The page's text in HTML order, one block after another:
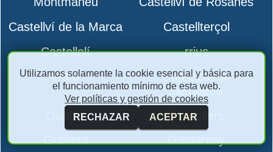
Castellví de la Marca
Castellterçol
Castellolí
rrius
Gurb
Guardiola de
Berguedà
Gualba
Granollers
Utilizamos solamente la cookie esencial y básica para
el funcionamiento mínimo de esta web.
Ver políticas y gestión de cookies
RECHAZAR
ACEPTAR